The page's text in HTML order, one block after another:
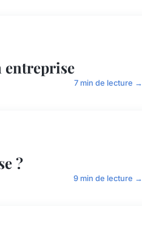
entreprise
7 min de lecture →
?
9 min de lecture →